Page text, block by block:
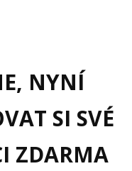
NYNÍ
SI SVÉ
ZDARMA